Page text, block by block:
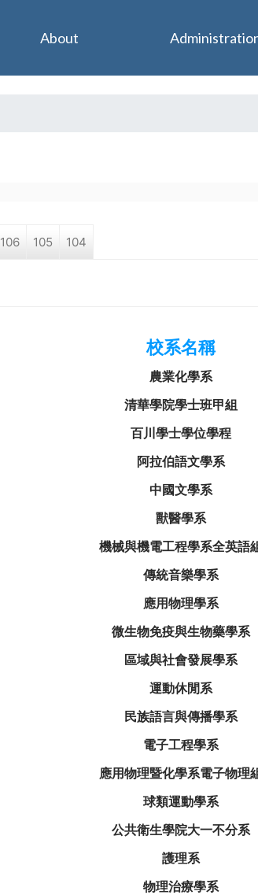
106 105 104
校系名稱
農業化學系
清華學院學士班甲組
百川學士學位學程
阿拉伯語文學系
中國文學系
獸醫學系
機械與機電工程學系全英語
傳統音樂學系
應用物理學系
微生物免疫與生物藥學系
區域與社會發展學系
運動休閒系
民族語言與傳播學系
電子工程學系
應用物理暨化學系電子物理
球類運動學系
公共衛生學院大一不分系
護理系
物理治療學系
About